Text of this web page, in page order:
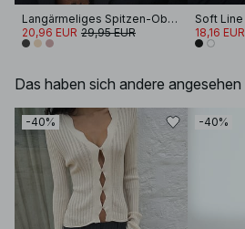
Langärmeliges Spitzen-Oberteil
20,96 EUR 29,95 EUR
18,16 EUR
Das haben sich andere angesehen
-40% -40%